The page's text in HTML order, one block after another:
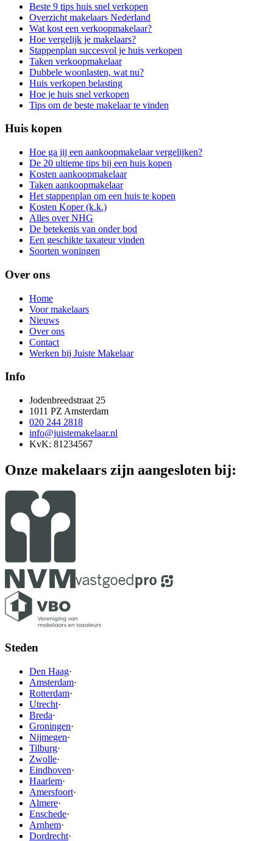
Beste 9 tips huis snel verkopen
Overzicht makelaars Nederland
Wat kost een verkoopmakelaar?
Hoe vergelijk je makelaars?
Stappenplan succesvol je huis verkopen
Taken verkoopmakelaar
Dubbele woonlasten, wat nu?
Huis verkopen belasting
Hoe je huis snel verkopen
Tips om de beste makelaar te vinden
Huis kopen
Hoe ga jij een aankoopmakelaar vergelijken?
De 20 ultieme tips bij een huis kopen
Kosten aankoopmakelaar
Taken aankoopmakelaar
Het stappenplan om een huis te kopen
Kosten Koper (k.k.)
Alles over NHG
De betekenis van onder bod
Een geschikte taxateur vinden
Soorten woningen
Over ons
Home
Voor makelaars
Nieuws
Over ons
Contact
Werken bij Juiste Makelaar
Info
Jodenbreedstraat 25
1011 PZ Amsterdam
020 244 2818
info@juistemakelaar.nl
KvK: 81234567
Onze makelaars zijn aangesloten bij:
Steden
Den Haag·
Amsterdam·
Rotterdam·
Utrecht·
Breda·
Groningen·
Nijmegen·
Tilburg·
Zwolle·
Eindhoven·
Haarlem·
Amersfoort·
Almere·
Enschede·
Arnhem·
Dordrecht·